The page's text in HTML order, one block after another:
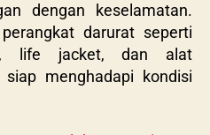
dengan keselamatan.
darurat seperti
life jacket, dan alat
menghadapi kondisi